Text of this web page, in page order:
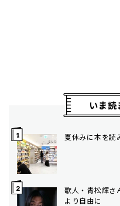
いま
夏休みに本を
歌人・青松輝さ
より自由に